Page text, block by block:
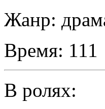
Жанр:
Время: 111
В ролях: